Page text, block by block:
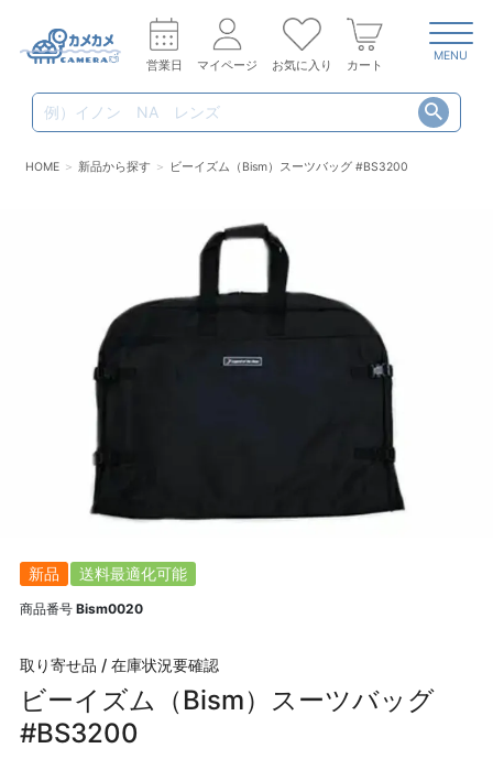
営業日 マイページ お気に入り カート
MENU
HOME 新品から探す ビーイズム（Bism）スーツバッグ #BS3200
新品 送料最適化可能
商品番号 Bism0020
取り寄せ品 / 在庫状況要確認
ビーイズム（Bism）スーツバッグ
#BS3200